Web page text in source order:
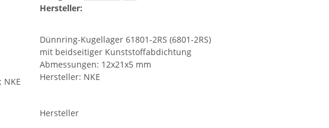
Hersteller:
Dünnring-Kugellager 61801-2RS (6801-2RS)
mit beidseitiger Kunststoffabdichtung
Abmessungen: 12x21x5 mm
Hersteller: NKE
Hersteller